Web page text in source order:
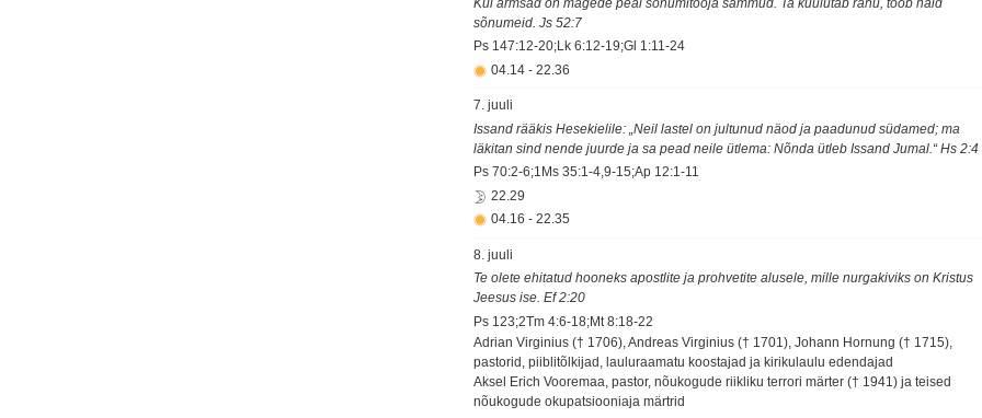
sõnumeid. Js 52:7
Ps 147:12-20;Lk 6:12-19;Gl 1:11-24
04.14 - 22.36
7. juuli
Issand rääkis Hesekielile: „Neil lastel on jultunud näod ja paadunud südamed; ma
läkitan sind nende juurde ja sa pead neile ütlema: Nõnda ütleb Issand Jumal.“ Hs 2:4
Ps 70:2-6;1Ms 35:1-4,9-15;Ap 12:1-11
22.29
04.16 - 22.35
8. juuli
Te olete ehitatud hooneks apostlite ja prohvetite alusele, mille nurgakiviks on Kristus
Jeesus ise. Ef 2:20
Ps 123;2Tm 4:6-18;Mt 8:18-22
Adrian Virginius († 1706), Andreas Virginius († 1701), Johann Hornung († 1715),
pastorid, piiblitõlkijad, lauluraamatu koostajad ja kirikulaulu edendajad
Aksel Erich Vooremaa, pastor, nõukogude riikliku terrori märter († 1941) ja teised
nõukogude okupatsiooniaja märtrid